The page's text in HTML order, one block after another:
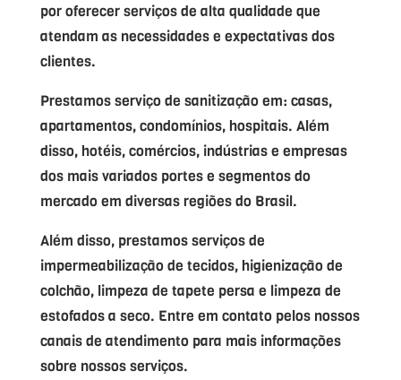
por oferecer serviços de alta qualidade que
atendam as necessidades e expectativas dos
clientes.
Prestamos serviço de sanitização em: casas,
apartamentos, condomínios, hospitais. Além
disso, hotéis, comércios, indústrias e empresas
dos mais variados portes e segmentos do
mercado em diversas regiões do Brasil.
Além disso, prestamos serviços de
impermeabilização de tecidos, higienização de
colchão, limpeza de tapete persa e limpeza de
estofados a seco. Entre em contato pelos nossos
canais de atendimento para mais informações
sobre nossos serviços.